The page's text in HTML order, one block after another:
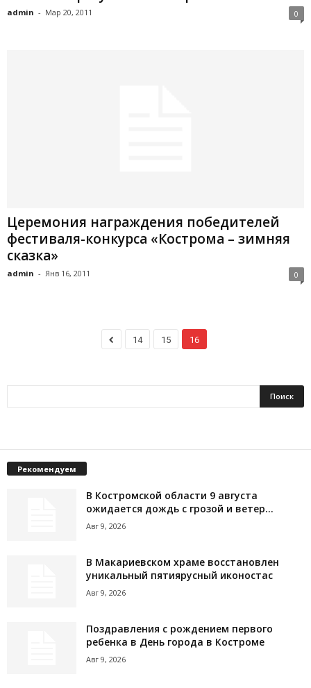
admin - Мар 20, 2011 0
Церемония награждения победителей
фестиваля-конкурса «Кострома – зимняя
сказка»
admin - Янв 16, 2011 0
14 15 16
Рекомендуем
В Костромской области 9 августа
ожидается дождь с грозой и ветер...
Авг 9, 2026
В Макариевском храме восстановлен
уникальный пятиярусный иконостас
Авг 9, 2026
Поздравления с рождением первого
ребенка в День города в Костроме
Авг 9, 2026